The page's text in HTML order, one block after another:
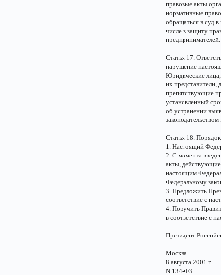
правовые акты
нормативные
обращаться в суд
числе в защиту
предпринимателей.
Статья 17.
нарушение
Юридические
их представители,
препятствующие
установленный
об устранении
Статья 18.
1. Настоящий
2. С момента
акты, действующие
настоящим
Федеральному
3. Предложить
соответствие с
4. Поручить
в соответствие с
Президент
Москва
8 августа 2001 г.
N 134-ФЗ